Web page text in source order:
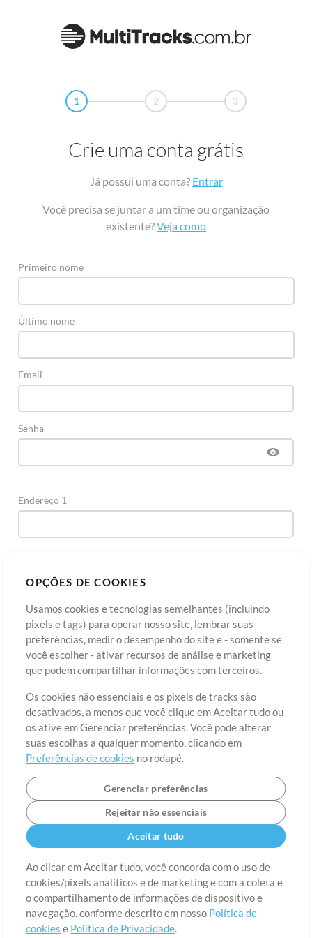
OPÇÕES DE COOKIES
Usamos cookies e tecnologias semelhantes (incluindo
pixels e tags) para operar nosso site, lembrar suas
preferências, medir o desempenho do site e - somente se
você escolher - ativar recursos de análise e marketing
que podem compartilhar informações com terceiros.
Os cookies não essenciais e os pixels de tracks são
desativados, a menos que você clique em Aceitar tudo ou
os ative em Gerenciar preferências. Você pode alterar
suas escolhas a qualquer momento, clicando em
Preferências de cookies no rodapé.
Gerenciar preferências
Rejeitar não essenciais
Aceitar tudo
Ao clicar em Aceitar tudo, você concorda com o uso de
cookies/pixels analíticos e de marketing e com a coleta e
o compartilhamento de informações de dispositivo e
navegação, conforme descrito em nosso Política de
cookies e Política de Privacidade.
1 2 3
Crie uma conta grátis
Já possui uma conta? Entrar
Você precisa se juntar a um time ou organização
existente?Veja como
Primeiro nome
Último nome
Email
Senha
Endereço 1
Endereço 2 (Opcional)
Cidade
País CEP
Estado Idioma
Sobre Termos de Uso Política de Privacidade
Preferências de
cookies
Contato
©2006-2026 por MultiTracks LLC. Todos os Direitos Reservados.